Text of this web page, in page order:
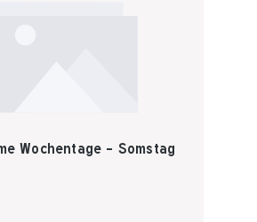
Wochentage - Somstag